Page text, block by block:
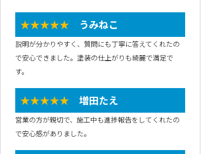
★★★★★ うみねこ
説明が分かりやすく、質問にも丁寧に答えてくれたの
で安心できました。塗装の仕上がりも綺麗で満足で
す。
★★★★★ 増田たえ
営業の方が親切で、施工中も進捗報告をしてくれたの
で安心感がありました。